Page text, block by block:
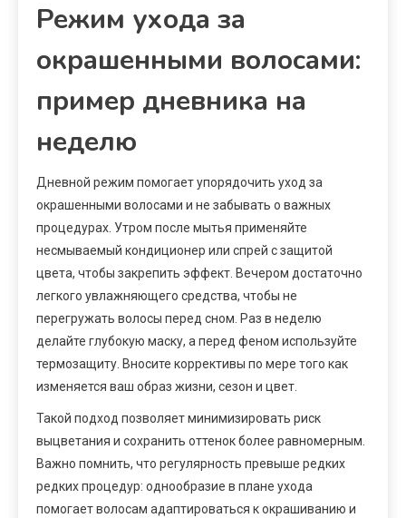
Режим ухода за
окрашенными волосами:
пример дневника на
неделю
Дневной режим помогает упорядочить уход за
окрашенными волосами и не забывать о важных
процедурах. Утром после мытья применяйте
несмываемый кондиционер или спрей с защитой
цвета, чтобы закрепить эффект. Вечером достаточно
легкого увлажняющего средства, чтобы не
перегружать волосы перед сном. Раз в неделю
делайте глубокую маску, а перед феном используйте
термозащиту. Вносите коррективы по мере того как
изменяется ваш образ жизни, сезон и цвет.
Такой подход позволяет минимизировать риск
выцветания и сохранить оттенок более равномерным.
Важно помнить, что регулярность превыше редких
редких процедур: однообразие в плане ухода
помогает волосам адаптироваться к окрашиванию и